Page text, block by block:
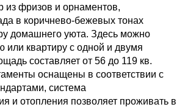
из фризов и орнаментов,
в коричнево-бежевых тонах
домашнего уюта. Здесь можно
или квартиру с одной и двумя
составляет от 56 до 119 кв.
оснащены в соответствии с
система
и отопления позволяет проживать в